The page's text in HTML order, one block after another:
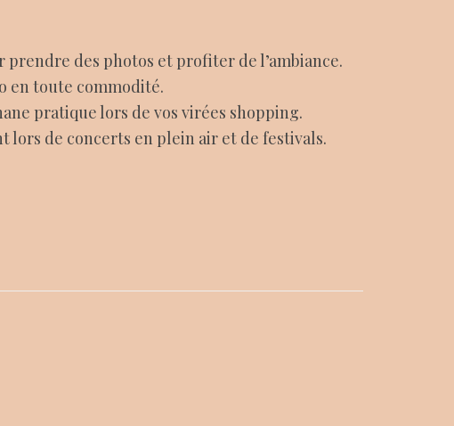
des photos et profiter de l’ambiance.
en toute commodité.
pratique lors de vos virées shopping.
lors de concerts en plein air et de festivals.